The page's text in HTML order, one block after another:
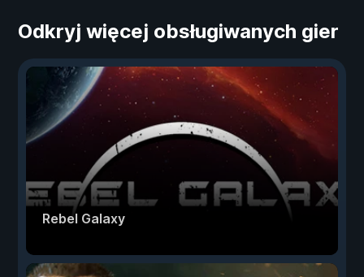
Odkryj więcej obsługiwanych gier
Rebel Galaxy